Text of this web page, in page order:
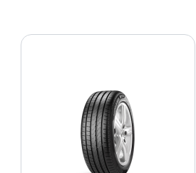
PZERO
PZ4(*)